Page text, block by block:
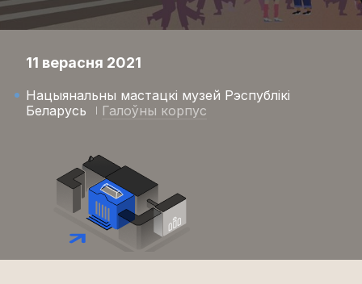
11 верасня 2021
Нацыянальны мастацкі музей Рэспублікі
Беларусь
Галоўны корпус